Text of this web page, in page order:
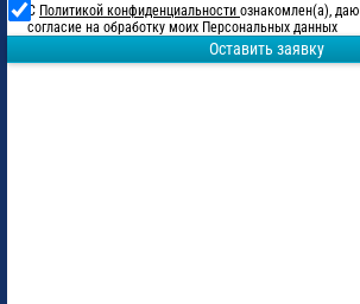
С Политикой конфиденциальности ознакомлен(а), даю
согласие на обработку моих Персональных данных
Оставить заявку